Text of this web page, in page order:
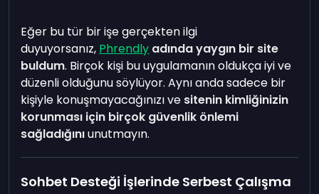
Eğer bu tür bir işe gerçekten ilgi
duyuyorsanız, Phrendly adında yaygın bir site
buldum. Birçok kişi bu uygulamanın oldukça iyi ve
düzenli olduğunu söylüyor. Aynı anda sadece bir
kişiyle konuşmayacağınızı ve sitenin kimliğinizin
korunması için birçok güvenlik önlemi
sağladığınıunutmayın.
Sohbet Desteği İşlerinde Serbest Çalışma